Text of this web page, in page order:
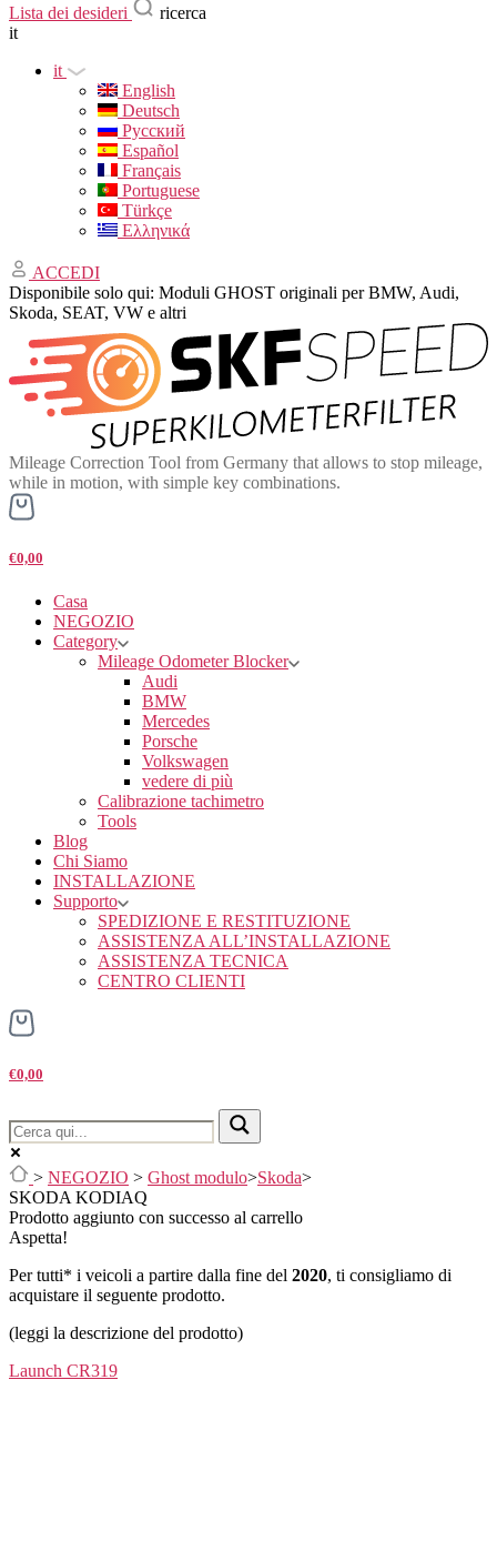
Lista dei desideri
ricerca
it
it
English
Deutsch
Русский
Español
Français
Portuguese
Türkçe
Ελληνικά
ACCEDI
Disponibile solo qui: Moduli GHOST originali per BMW, Audi,
Skoda, SEAT, VW e altri
Mileage Correction Tool from Germany that allows to stop mileage,
while in motion, with simple key combinations.
€0,00
Casa
NEGOZIO
Category
Mileage Odometer Blocker
Audi
BMW
Mercedes
Porsche
Volkswagen
vedere di più
Calibrazione tachimetro
Tools
Blog
Chi Siamo
INSTALLAZIONE
Supporto
SPEDIZIONE E RESTITUZIONE
ASSISTENZA ALL’INSTALLAZIONE
ASSISTENZA TECNICA
CENTRO CLIENTI
€0,00
> NEGOZIO > Ghost modulo>Skoda>
SKODA KODIAQ
Prodotto aggiunto con successo al carrello
Aspetta!
Per tutti* i veicoli a partire dalla fine del 2020, ti consigliamo di
acquistare il seguente prodotto.
(leggi la descrizione del prodotto)
Launch CR319